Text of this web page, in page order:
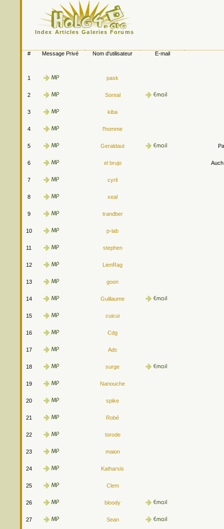
Index Articles Galeries Forums
# Message Privé Nom d'utilisateur E-mail
1 pask
2 Soreal
3 kiba
4 l'homme
5 Geraldaut
6 el brujo
7 cyril
8 xeal
9 trandber
10 p-lab
11 stephen
12 LienRag
13 goon
14 Guillaume
15 cuicui
16 Cdg
17 Adc
18 surge
19 Nanouche
20 spike
21 Robé
22 torode
23 maion
24 Katharsis
25 Clem
26 bloody
27 Sean